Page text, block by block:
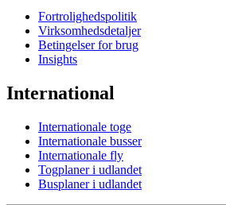
Fortrolighedspolitik
Virksomhedsdetaljer
Betingelser for brug
Insights
International
Internationale toge
Internationale busser
Internationale fly
Togplaner i udlandet
Busplaner i udlandet